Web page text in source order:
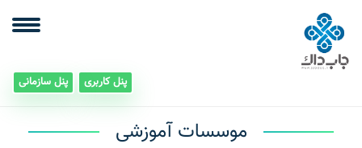
پنل کاربری پنل سازمانی
موسسات آموزشی